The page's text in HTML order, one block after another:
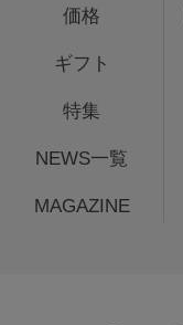
価格
ギフト
特集
NEWS一覧
MAGAZINE